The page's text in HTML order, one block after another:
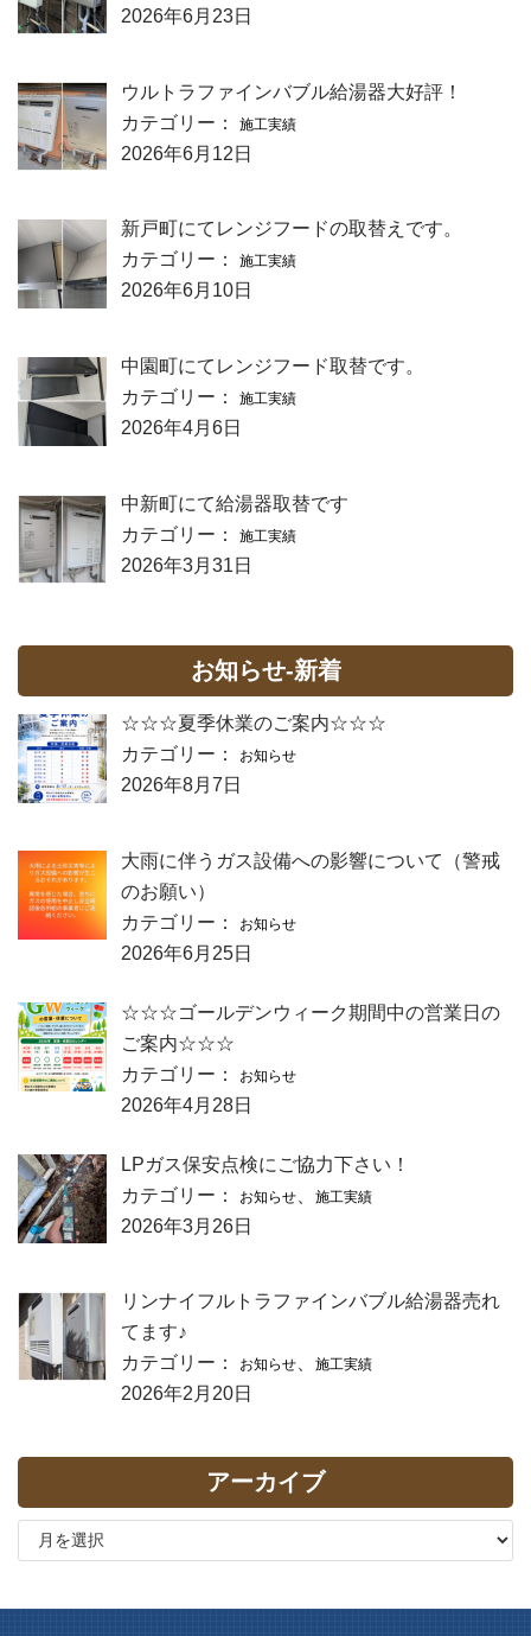
2026年6月23日
ウルトラファインバブル給湯器大好評！
カテゴリー：
施工実績
2026年6月12日
新戸町にてレンジフードの取替えです。
カテゴリー：
施工実績
2026年6月10日
中園町にてレンジフード取替です。
カテゴリー：
施工実績
2026年4月6日
中新町にて給湯器取替です
カテゴリー：
施工実績
2026年3月31日
お知らせ-新着
☆☆☆夏季休業のご案内☆☆☆
カテゴリー：
お知らせ
2026年8月7日
大雨に伴うガス設備への影響について（警戒
のお願い）
カテゴリー：
お知らせ
2026年6月25日
☆☆☆ゴールデンウィーク期間中の営業日の
ご案内☆☆☆
カテゴリー：
お知らせ
2026年4月28日
LPガス保安点検にご協力下さい！
カテゴリー：
お知らせ 施工実績
2026年3月26日
リンナイフルトラファインバブル給湯器売れ
てます♪
カテゴリー：
お知らせ、 施工実績
2026年2月20日
アーカイブ